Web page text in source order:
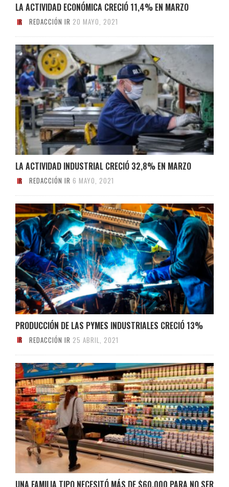
LA ACTIVIDAD ECONÓMICA CRECIÓ 11,4% EN MARZO
REDACCIÓN IR 20 MAYO, 2021
LA ACTIVIDAD INDUSTRIAL CRECIÓ 32,8% EN MARZO
REDACCIÓN IR 6 MAYO, 2021
PRODUCCIÓN DE LAS PYMES INDUSTRIALES CRECIÓ 13%
REDACCIÓN IR 25 ABRIL, 2021
UNA FAMILIA TIPO NECESITÓ MÁS DE $60.000 PARA NO SER